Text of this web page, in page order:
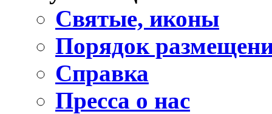
Святые, иконы
Порядок
Справка
Пресса о нас